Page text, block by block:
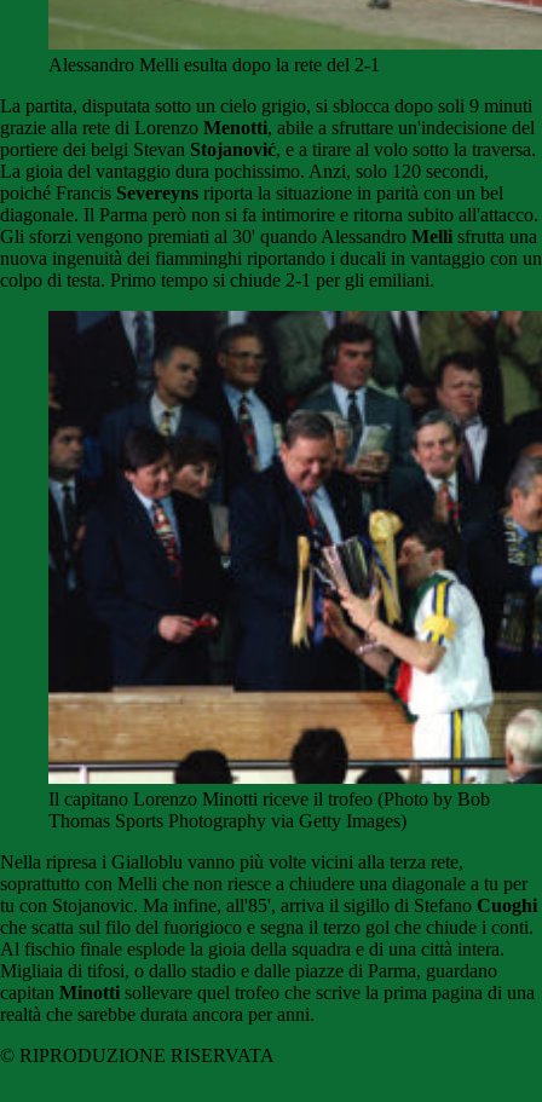
Alessandro Melli esulta dopo la rete del 2-1
La partita, disputata sotto un cielo grigio, si sblocca dopo soli 9 minuti
grazie alla rete di Lorenzo Menotti, abile a sfruttare un'indecisione del
portiere dei belgi Stevan Stojanović, e a tirare al volo sotto la traversa.
La gioia del vantaggio dura pochissimo. Anzi, solo 120 secondi,
poiché Francis Severeyns riporta la situazione in parità con un bel
diagonale. Il Parma però non si fa intimorire e ritorna subito all'attacco.
Gli sforzi vengono premiati al 30' quando Alessandro Melli sfrutta una
nuova ingenuità dei fiamminghi riportando i ducali in vantaggio con un
colpo di testa. Primo tempo si chiude 2-1 per gli emiliani.
Il capitano Lorenzo Minotti riceve il trofeo (Photo by Bob
Thomas Sports Photography via Getty Images)
Nella ripresa i Gialloblu vanno più volte vicini alla terza rete,
soprattutto con Melli che non riesce a chiudere una diagonale a tu per
tu con Stojanovic. Ma infine, all'85', arriva il sigillo di Stefano Cuoghi
che scatta sul filo del fuorigioco e segna il terzo gol che chiude i conti.
Al fischio finale esplode la gioia della squadra e di una città intera.
Migliaia di tifosi, o dallo stadio e dalle piazze di Parma, guardano
capitan Minotti sollevare quel trofeo che scrive la prima pagina di una
realtà che sarebbe durata ancora per anni.
© RIPRODUZIONE RISERVATA